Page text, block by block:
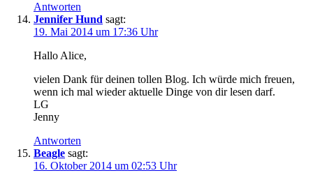
Antworten
Jennifer Hund sagt:
19. Mai 2014 um 17:36 Uhr
Hallo Alice,
vielen Dank für deinen tollen Blog. Ich würde mich freuen,
wenn ich mal wieder aktuelle Dinge von dir lesen darf.
LG
Jenny
Antworten
Beagle sagt:
16. Oktober 2014 um 02:53 Uhr